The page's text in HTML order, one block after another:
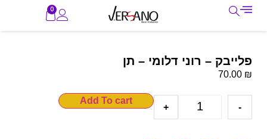
0
פלייבק – רוני דלומי – תן
70.00 ₪
-
+
Add To cart